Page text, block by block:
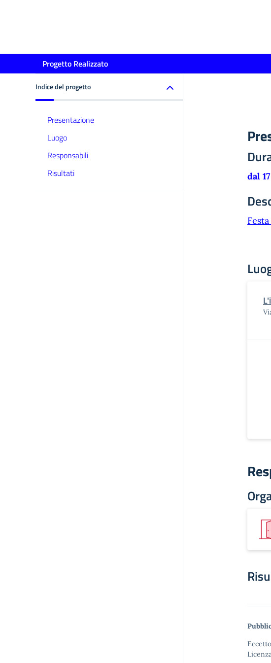
Progetto Realizzato
Indice del progetto
Presentazione
Luogo
Responsabili
Risultati
dal